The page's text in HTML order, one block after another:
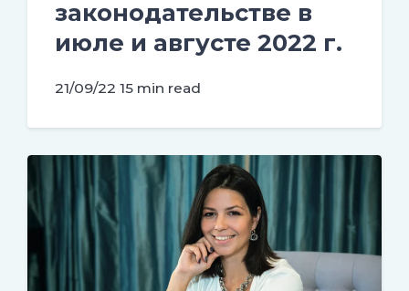
законодательстве в
июле и августе 2022 г.
21/09/22 15 min read